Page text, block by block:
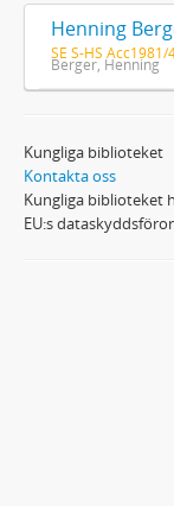
Henning
SE S-HS Acc1981/
Berger, Henning
Kungliga biblioteket
Kontakta oss
Kungliga biblioteket
EU:s